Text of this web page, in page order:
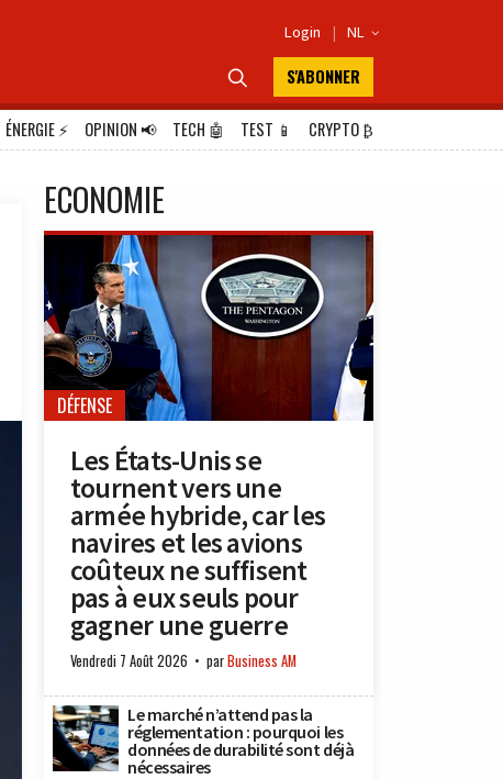
Login | NL 
 S'ABONNER
ÉNERGIE⚡ OPINION📢 TECH 🤖 TEST 📱 CRYPTO₿
ECONOMIE
DÉFENSE
Les États-Unis se
tournent vers une
armée hybride, car les
navires et les avions
coûteux ne suffisent
pas à eux seuls pour
gagner une guerre
Vendredi 7 Août 2026 parBusiness AM
Le marché n’attend pas la
réglementation : pourquoi les
données de durabilité sont déjà
nécessaires